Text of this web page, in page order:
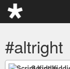
#altright